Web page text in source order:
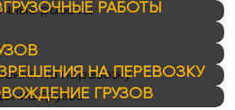
РАБОТЫ
НА ПЕРЕВОЗКУ
ГРУЗОВ